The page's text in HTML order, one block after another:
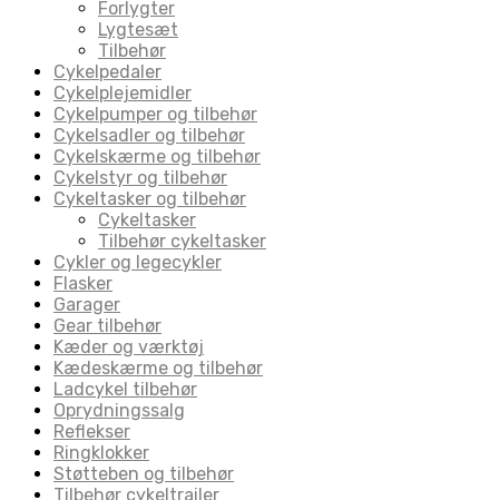
Forlygter
Lygtesæt
Tilbehør
Cykelpedaler
Cykelplejemidler
Cykelpumper og tilbehør
Cykelsadler og tilbehør
Cykelskærme og tilbehør
Cykelstyr og tilbehør
Cykeltasker og tilbehør
Cykeltasker
Tilbehør cykeltasker
Cykler og legecykler
Flasker
Garager
Gear tilbehør
Kæder og værktøj
Kædeskærme og tilbehør
Ladcykel tilbehør
Oprydningssalg
Reflekser
Ringklokker
Støtteben og tilbehør
Tilbehør cykeltrailer